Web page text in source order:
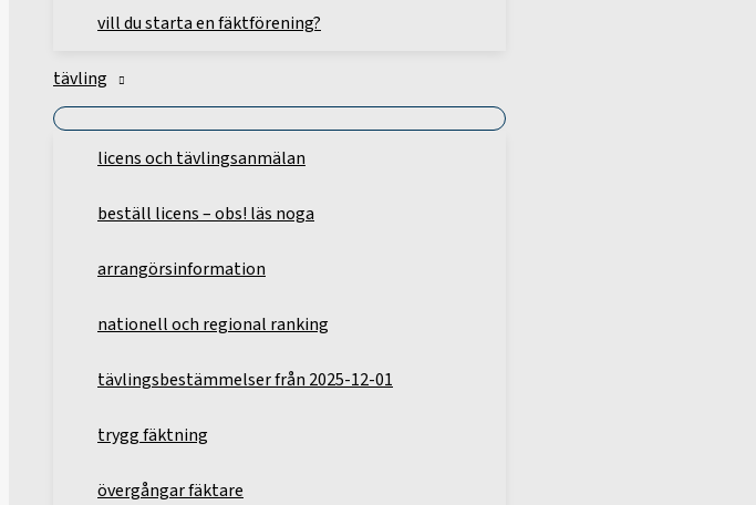
vill du starta en fäktförening?
tävling
licens och tävlingsanmälan
beställ licens – obs! läs noga
arrangörsinformation
nationell och regional ranking
tävlingsbestämmelser från 2025-12-01
trygg fäktning
övergångar fäktare